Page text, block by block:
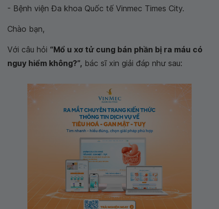
- Bệnh viện Đa khoa Quốc tế Vinmec Times City.
Chào bạn,
Với câu hỏi “Mổ u xơ tử cung bán phần bị ra máu có
nguy hiểm không?”, bác sĩ xin giải đáp như sau: